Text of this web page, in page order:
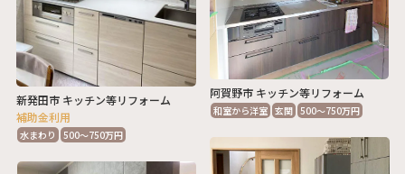
新発田市 キッチン等リフォーム
補助金利用
水まわり 500～750万円
阿賀野市 キッチン等リフォーム
和室から洋室 玄関 500～750万円